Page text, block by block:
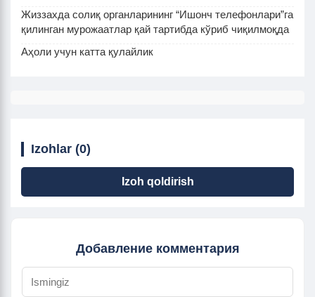
Жиззахда солиқ органларининг “Ишонч телефонлари”га
қилинган мурожаатлар қай тартибда кўриб чиқилмоқда
Аҳоли учун катта қулайлик
Izohlar (0)
Izoh qoldirish
Добавление комментария